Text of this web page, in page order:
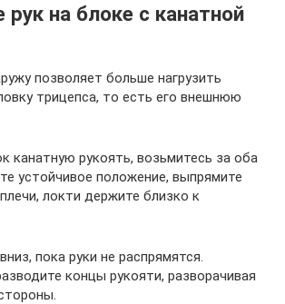
рук на блоке с канатной
позволяет больше нагрузить
трицепса, то есть его внешнюю
канатную рукоять, возьмитесь за оба
устойчивое положение, выпрямите
локти держите близко к
пока руки не распрямятся.
концы рукояти, разворачивая